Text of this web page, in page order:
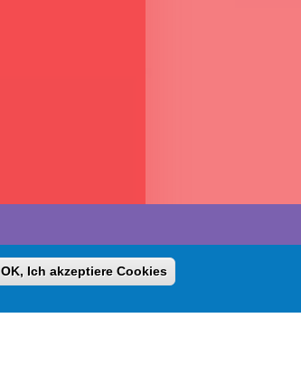
OK, Ich akzeptiere Cookies